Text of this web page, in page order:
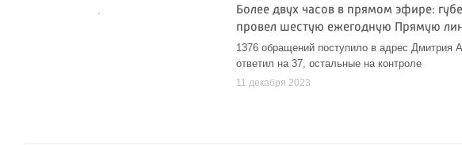
Более двух часов в прямом эфире:
провел шестую ежегодную Прямую
1376 обращений поступило в адрес Дмитрия
ответил на 37, остальные на контроле
11 декабря 2023